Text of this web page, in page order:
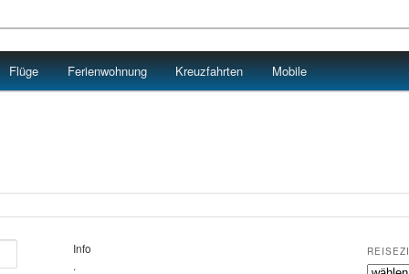
Flüge Ferienwohnung Kreuzfahrten Mobile
Info
.